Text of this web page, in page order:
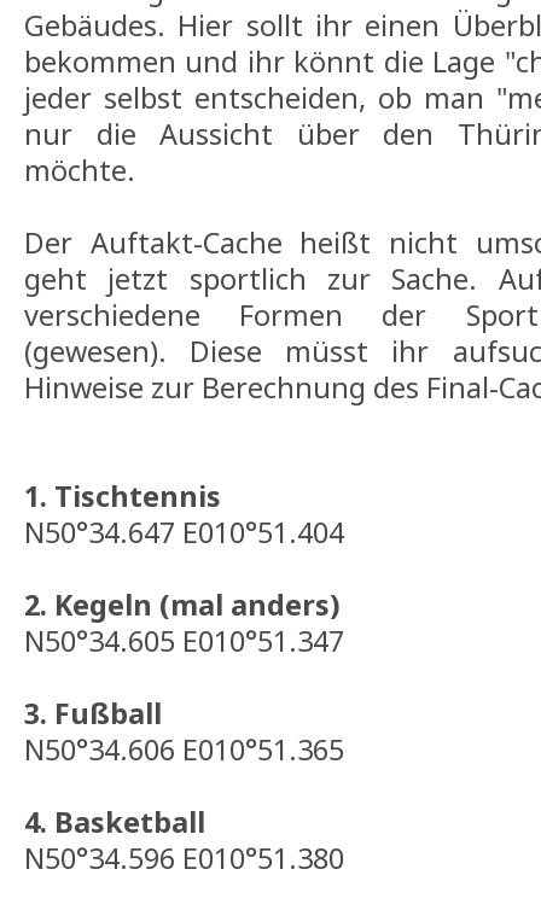
Gebäudes. Hier sollt ihr einen
bekommen und ihr könnt die Lage
jeder selbst entscheiden, ob man
nur die Aussicht über den
möchte.
Der Auftakt-Cache heißt nicht
geht jetzt sportlich zur Sache.
verschiedene Formen der
(gewesen). Diese müsst ihr
Hinweise zur Berechnung des Final-
1. Tischtennis
N50°34.647 E010°51.404
2. Kegeln (mal anders)
N50°34.605 E010°51.347
3. Fußball
N50°34.606 E010°51.365
4. Basketball
N50°34.596 E010°51.380